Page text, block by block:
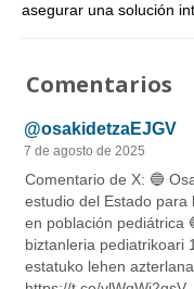
asegurar una solución
Comentarios